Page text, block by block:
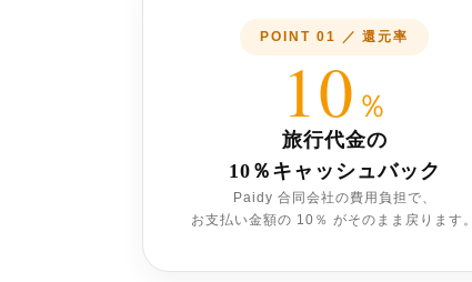
POINT 01 ／ 還元率
10 ％
旅行代金の
10％キャッシュバック
Paidy 合同会社の費用負担で、
お支払い金額の 10％ がそのまま戻ります。